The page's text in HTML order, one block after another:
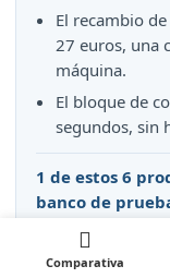
El recambio
27 euros, una
máquina.
El bloque de
segundos, sin
1 de estos 6
banco de
Comparativa